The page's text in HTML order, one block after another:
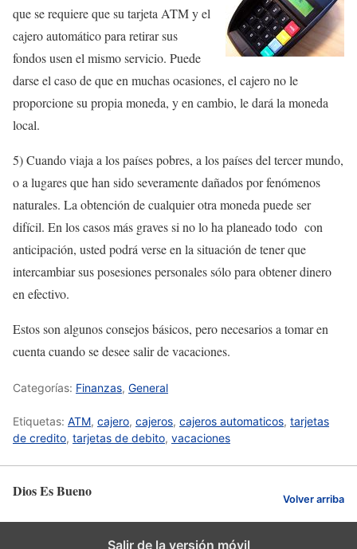
que se requiere que su tarjeta ATM y el
cajero automático para retirar sus
fondos usen el mismo servicio. Puede
darse el caso de que en muchas ocasiones, el cajero no le
proporcione su propia moneda, y en cambio, le dará la moneda
local.
5) Cuando viaja a los países pobres, a los países del tercer mundo,
o a lugares que han sido severamente dañados por fenómenos
naturales. La obtención de cualquier otra moneda puede ser
difícil. En los casos más graves si no lo ha planeado todo con
anticipación, usted podrá verse en la situación de tener que
intercambiar sus posesiones personales sólo para obtener dinero
en efectivo.
Estos son algunos consejos básicos, pero necesarios a tomar en
cuenta cuando se desee salir de vacaciones.
Categorías: Finanzas, General
Etiquetas: ATM, cajero, cajeros, cajeros automaticos, tarjetas
de credito, tarjetas de debito, vacaciones
Dios Es Bueno Volver arriba
Salir de la versión móvil